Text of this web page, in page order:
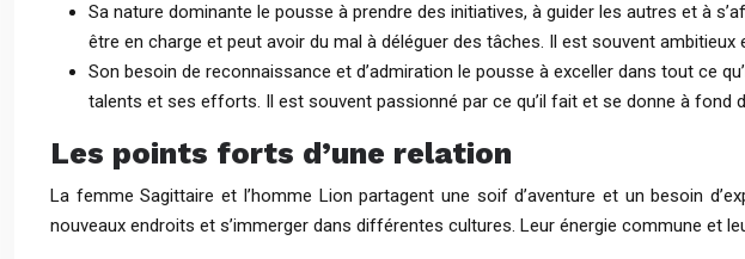
Sa nature dominante le pousse à prendre des initiatives, à guider les autres et à
être en charge et peut avoir du mal à déléguer des tâches. Il est souvent
Son besoin de reconnaissance et d’admiration le pousse à exceller dans tout ce
talents et ses efforts. Il est souvent passionné par ce qu’il fait et se donne à fond
Les points forts d’une relation
La femme Sagittaire et l’homme Lion partagent une soif d’aventure et un besoin
nouveaux endroits et s’immerger dans différentes cultures. Leur énergie commune et